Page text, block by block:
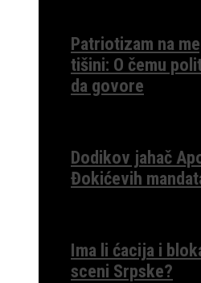
Patriotizam na
tišini: O čemu
da govore
Dodikov jahač
Đokićevih
Ima li ćacija i
sceni Srpske?